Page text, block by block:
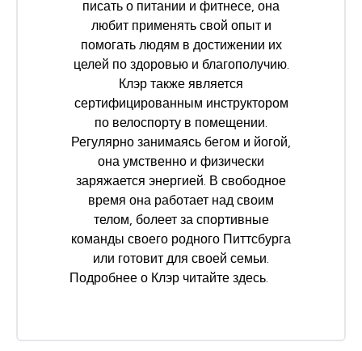
писать о питании и фитнесе, она
любит применять свой опыт и
помогать людям в достижении их
целей по здоровью и благополучию.
Клэр также является
сертифицированным инструктором
по велоспорту в помещении.
Регулярно занимаясь бегом и йогой,
она умственно и физически
заряжается энергией. В свободное
время она работает над своим
телом, болеет за спортивные
команды своего родного Питтсбурга
или готовит для своей семьи.
Подробнее о Клэр читайте здесь